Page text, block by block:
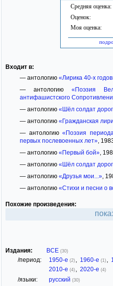
Средняя оценка:
Оценок:
Моя оценка:
Входит в:
— антологию «Лирика 40-х
— антологию «Поэзия
антифашистского
— антологию «Шёл солдат
— антологию «Гражданская
— антологию«Поэзия
первых послевоенных лет»,
— антологию «Первый бой»,
— антологию «Шёл солдат
— антологию «Друзья мои...»,
— антологию «Стихи и песни о
Похожие произведения:
Издания: ВСЕ (30)
/период: 1950-е (2) , 1960-е (1) ,
2010-е (4) , 2020-е (4)
/языки: русский (30)